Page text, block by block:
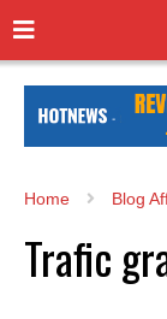
Home Blog
Trafic